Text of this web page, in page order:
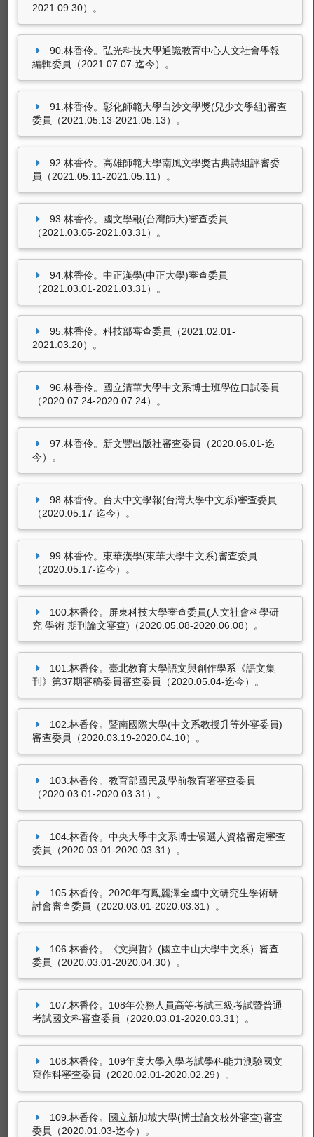
2021.09.30）。
90.林香伶。弘光科技大學通識教育中心人文社會學報
編輯委員（2021.07.07-迄今）。
91.林香伶。彰化師範大學白沙文學獎(兒少文學組)審查
委員（2021.05.13-2021.05.13）。
92.林香伶。高雄師範大學南風文學獎古典詩組評審委
員（2021.05.11-2021.05.11）。
93.林香伶。國文學報(台灣師大)審查委員
（2021.03.05-2021.03.31）。
94.林香伶。中正漢學(中正大學)審查委員
（2021.03.01-2021.03.31）。
95.林香伶。科技部審查委員（2021.02.01-
2021.03.20）。
96.林香伶。國立清華大學中文系博士班學位口試委員
（2020.07.24-2020.07.24）。
97.林香伶。新文豐出版社審查委員（2020.06.01-迄
今）。
98.林香伶。台大中文學報(台灣大學中文系)審查委員
（2020.05.17-迄今）。
99.林香伶。東華漢學(東華大學中文系)審查委員
（2020.05.17-迄今）。
100.林香伶。屏東科技大學審查委員(人文社會科學研
究 學術 期刊論文審查)（2020.05.08-2020.06.08）。
101.林香伶。臺北教育大學語文與創作學系《語文集
刊》第37期審稿委員審查委員（2020.05.04-迄今）。
102.林香伶。暨南國際大學(中文系教授升等外審委員)
審查委員（2020.03.19-2020.04.10）。
103.林香伶。教育部國民及學前教育署審查委員
（2020.03.01-2020.03.31）。
104.林香伶。中央大學中文系博士候選人資格審定審查
委員（2020.03.01-2020.03.31）。
105.林香伶。2020年有鳳麗澤全國中文研究生學術研
討會審查委員（2020.03.01-2020.03.31）。
106.林香伶。《文與哲》(國立中山大學中文系）審查
委員（2020.03.01-2020.04.30）。
107.林香伶。108年公務人員高等考試三級考試暨普通
考試國文科審查委員（2020.03.01-2020.03.31）。
108.林香伶。109年度大學入學考試學科能力測驗國文
寫作科審查委員（2020.02.01-2020.02.29）。
109.林香伶。國立新加坡大學(博士論文校外審查)審查
委員（2020.01.03-迄今）。